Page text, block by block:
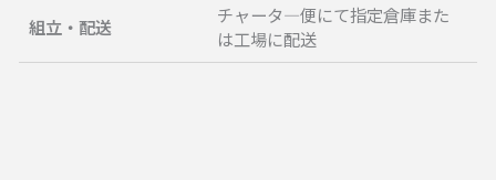
組立・配送
チャータ―便にて指定倉庫また
は工場に配送